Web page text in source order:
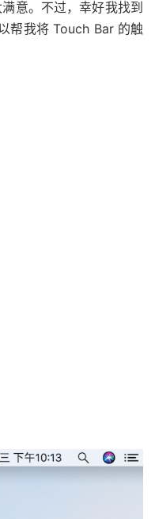
意。不过，幸好我找到
帮我将 Touch Bar 的触